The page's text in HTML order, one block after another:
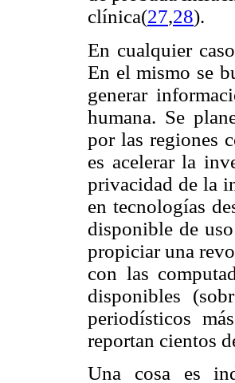
clínica(27,28).
En cualquier
En el mismo se
generar
humana. Se
por las regiones
es acelerar la
privacidad de la
en tecnologías
disponible de
propiciar una
con las
disponibles
periodísticos
reportan cientos
Una cosa es